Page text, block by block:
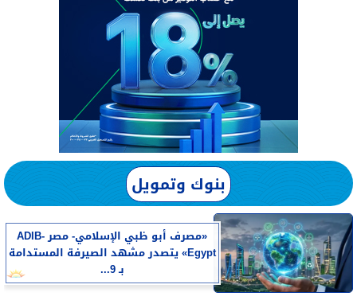
بنوك وتمويل
«مصرف أبو ظبي الإسلامي- مصر ADIB-
Egypt» يتصدر مشهد الصيرفة المستدامة
بـ 9...